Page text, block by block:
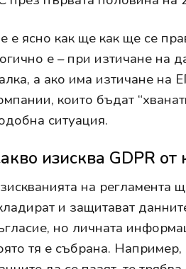
е ясно как ще как ще се
е – при изтичане на
а ако има изтичане на
които бъдат
ситуация.
изисква GDPR от
на регламента
и защитават
но личната
тя е събрана.